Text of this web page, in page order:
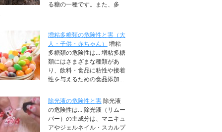
る糖の一種です。また、多
増粘多糖類の危険性と害（大
人・子供・赤ちゃん）
増粘
多糖類の危険性は... 増粘多糖
類にはさまざまな種類があ
り、飲料・食品に粘性や接着
性を与えるための食品添加...
除光液の危険性と害 除光液
の危険性は... 除光液（リムー
バー）の主成分は、マニキュ
アやジェルネイル・スカルプ